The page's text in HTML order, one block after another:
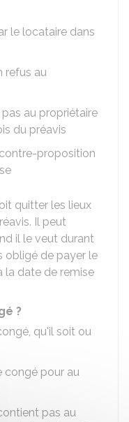
le locataire dans
refus au
au propriétaire
du préavis
proposition
quitter les lieux
Il peut
il le veut durant
obligé de payer le
la date de remise
?
qu'il soit ou
congé pour au
pas au